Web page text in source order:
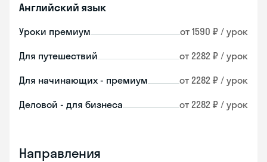
Английский язык
Уроки премиум от 1590 ₽ / урок
Для путешествий от 2282 ₽ / урок
Для начинающих - премиум от 2282 ₽ / урок
Деловой - для бизнеса от 2282 ₽ / урок
Направления